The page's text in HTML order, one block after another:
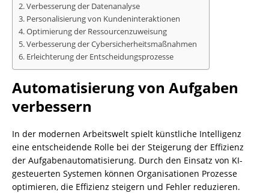
Verbesserung der Datenanalyse
Personalisierung von Kundeninteraktionen
Optimierung der Ressourcenzuweisung
Verbesserung der Cybersicherheitsmaßnahmen
Erleichterung der Entscheidungsprozesse
Automatisierung von Aufgaben
verbessern
In der modernen Arbeitswelt spielt künstliche Intelligenz
eine entscheidende Rolle bei der Steigerung der Effizienz
der Aufgabenautomatisierung. Durch den Einsatz von KI-
gesteuerten Systemen können Organisationen Prozesse
optimieren, die Effizienz steigern und Fehler reduzieren.